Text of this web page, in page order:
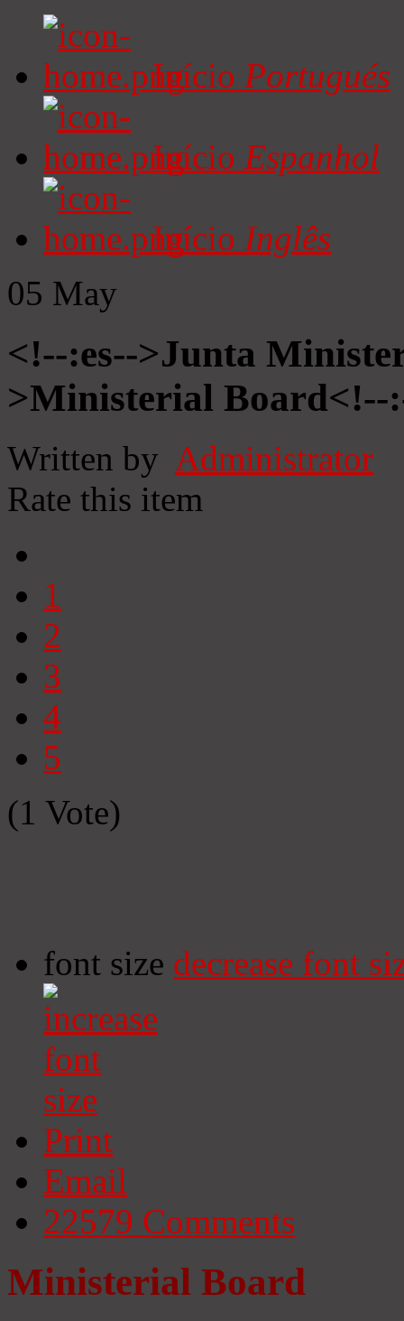
Início Portugués
Início Espanhol
Início Inglês
05 May
<!--:es-->Junta
>Ministerial Board<!--
Written by Administrator
Rate this item
1
2
3
4
5
(1 Vote)
font size decrease font
Print
Email
22579 Comments
Ministerial Board